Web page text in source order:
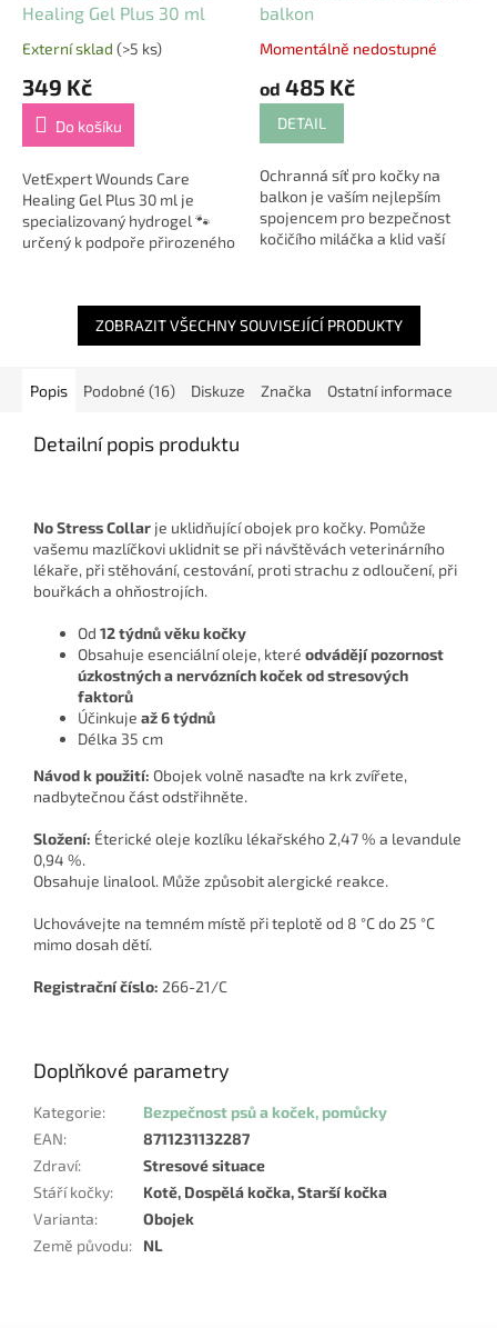
Healing Gel Plus 30 ml
Průměrné
produktu
5,0
5
hvězdiček.
Externí sklad (>5 ks)
349 Kč
Do košíku
VetExpert Wounds Care
Healing Gel Plus 30 ml je
specializovaný hydrogel 🐾
určený k podpoře přirozeného
unikátní...
balkon
Průměrné
produktu
4,5
5
hvězdiček.
Momentálně nedostupné
od 485 Kč
DETAIL
Ochranná síť pro kočky na
balkon je vaším nejlepším
spojencem pro bezpečnost
kočičího miláčka a klid vaší
a vyzbrojte svůj...
ZOBRAZIT VŠECHNY SOUVISEJÍCÍ PRODUKTY
Popis Podobné (16) Diskuze Značka Ostatní informace
Detailní popis produktu
No Stress Collar je uklidňující obojek pro kočky. Pomůže
vašemu mazlíčkovi uklidnit se při návštěvách veterinárního
lékaře, při stěhování, cestování, proti strachu z odloučení, při
bouřkách a ohňostrojích.
Od 12 týdnů věku kočky
Obsahuje esenciální oleje, které odvádějí pozornost
úzkostných a nervózních koček od stresových
faktorů
Účinkuje až 6 týdnů
Délka 35 cm
Návod k použití: Obojek volně nasaďte na krk zvířete,
nadbytečnou část odstřihněte.
Složení: Éterické oleje kozlíku lékařského 2,47 % a levandule
0,94 %.
Obsahuje linalool. Může způsobit alergické reakce.
Uchovávejte na temném místě při teplotě od 8 °C do 25 °C
mimo dosah dětí.
Registrační číslo: 266-21/C
Doplňkové parametry
Kategorie:
Bezpečnost psů a koček, pomůcky
EAN:
8711231132287
Zdraví:
Stresové situace
Stáří kočky:
Kotě, Dospělá kočka, Starší kočka
Varianta:
Obojek
Země původu: NL